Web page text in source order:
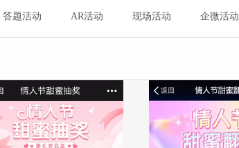
增强粉丝互动
答题活动 AR活动 现场活动 企微活动